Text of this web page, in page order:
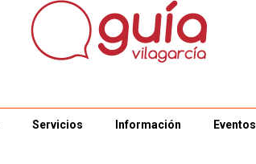
Servicios Información Eventos